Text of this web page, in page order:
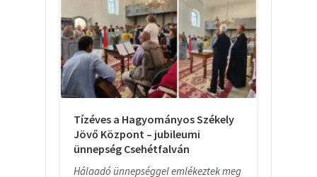
Tízéves a Hagyományos Székely
Jövő Központ – jubileumi
ünnepség Csehétfalván
Hálaadó ünnepséggel emlékeztek meg